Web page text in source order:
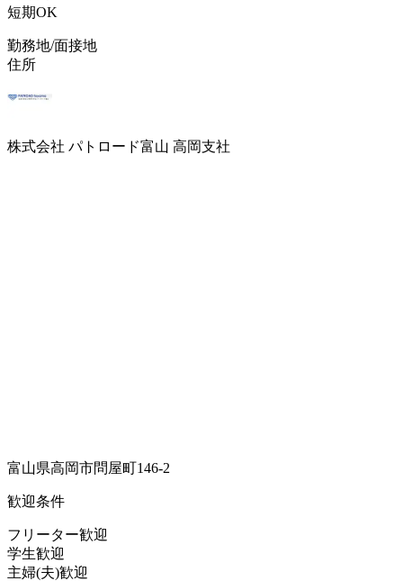
短期OK
勤務地/面接地
住所
株式会社 パトロード富山 高岡支社
富山県高岡市問屋町146-2
歓迎条件
フリーター歓迎
学生歓迎
主婦(夫)歓迎